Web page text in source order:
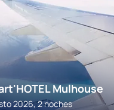
Mulhouse
2026, 2 noches